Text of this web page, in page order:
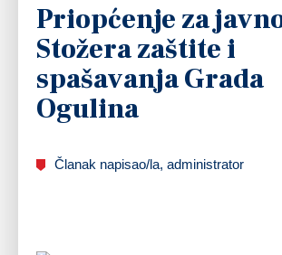
Priopćenje za
Stožera zaštite i
spašavanja Grada
Ogulina
Članak napisao/la, administrator